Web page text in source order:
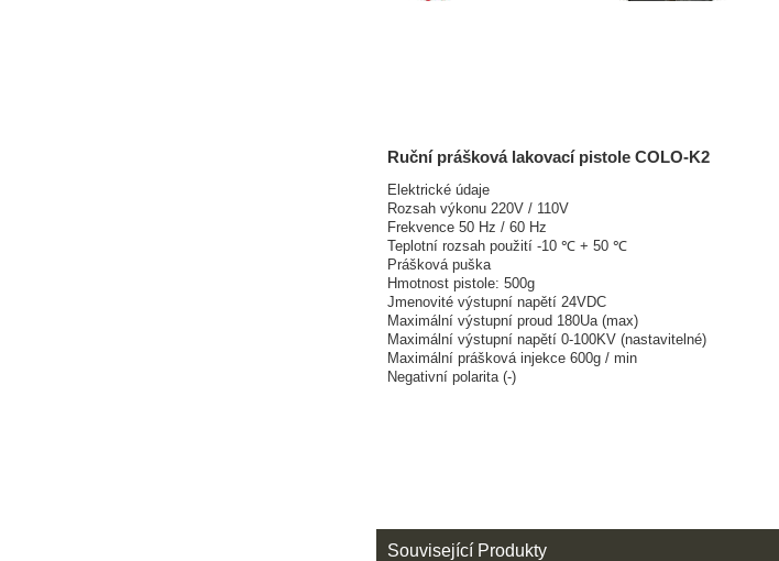
Ruční prášková lakovací pistole COLO-K2
Elektrické údaje
Rozsah výkonu 220V / 110V
Frekvence 50 Hz / 60 Hz
Teplotní rozsah použití -10 ℃ + 50 ℃
Prášková puška
Hmotnost pistole: 500g
Jmenovité výstupní napětí 24VDC
Maximální výstupní proud 180Ua (max)
Maximální výstupní napětí 0-100KV (nastavitelné)
Maximální prášková injekce 600g / min
Negativní polarita (-)
Související Produkty